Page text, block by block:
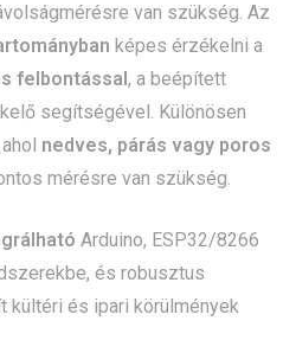
van szükség. Az
képes érzékelni a
felbontással , a beépített
segítségével. Különösen
nedves, párás vagy poros
mérésre van szükség.
Arduino, ESP32/8266
és robusztus
kültéri és ipari körülmények